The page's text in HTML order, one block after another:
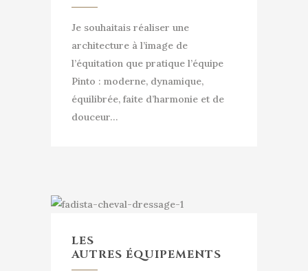
Je souhaitais réaliser une
architecture à l’image de
l’équitation que pratique l’équipe
Pinto : moderne, dynamique,
équilibrée, faite d’harmonie et de
douceur…
LES
AUTRES ÉQUIPEMENTS